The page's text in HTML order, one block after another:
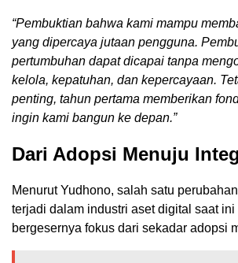
“Pembuktian bahwa kami mampu
yang dipercaya jutaan pengguna.
pertumbuhan dapat dicapai tanpa
kelola, kepatuhan, dan kepercayaan.
penting, tahun pertama memberikan
ingin kami bangun ke depan.”
Dari Adopsi Menuju
Menurut Yudhono, salah satu
terjadi dalam industri aset digital saat ini
bergesernya fokus dari sekadar adopsi